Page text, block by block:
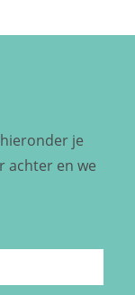
je
achter en we